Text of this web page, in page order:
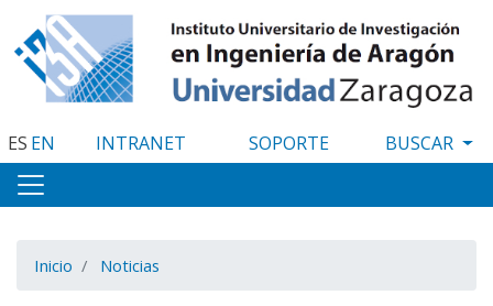
al
contenido
principal
ES EN INTRANET SOPORTE
Inicio Noticias